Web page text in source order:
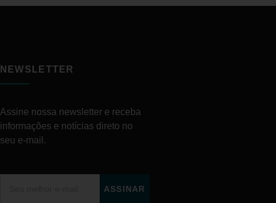
NEWSLETTER
Assine nossa newsletter e receba
informações e notícias direto no
seu e-mail.
ASSINAR